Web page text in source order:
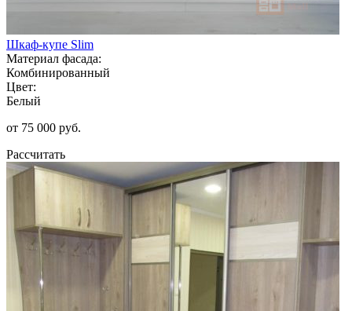
Шкаф-купе Slim
Материал фасада:
Комбинированный
Цвет:
Белый
от 75 000 руб.
Рассчитать